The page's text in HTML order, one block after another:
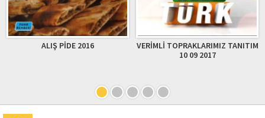
ALIŞ PİDE 2016
VERİMLİ TOPRAKLARIMIZ TANITIM
10 09 2017